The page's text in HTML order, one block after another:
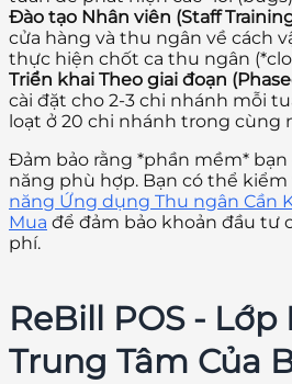
Đào tạo Nhân viên (Staff
cửa hàng và thu ngân về cách
thực hiện chốt ca thu ngân
Triển khai Theo giai đoạn
cài đặt cho 2-3 chi nhánh mỗi
loạt ở 20 chi nhánh trong cùng
Đảm bảo rằng *phần mềm*
năng phù hợp. Bạn có thể kiểm
năng Ứng dụng Thu ngân Cần
Mua để đảm bảo khoản đầu tư
phí.
ReBill POS -
Trung Tâm Của